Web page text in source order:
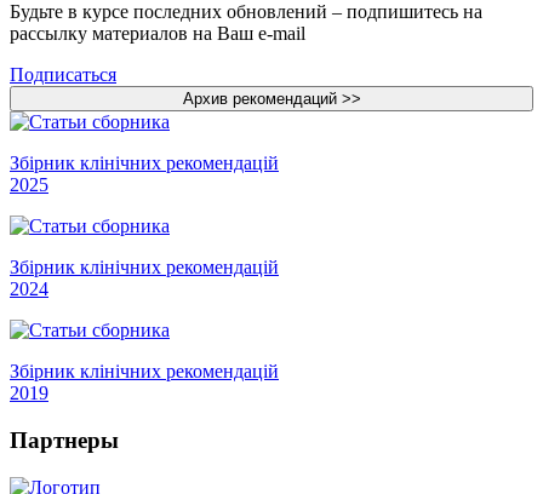
Будьте в курсе последних обновлений – подпишитесь на
рассылку материалов на Ваш e-mail
Подписаться
Збірник клінічних рекомендацій
2025
Збірник клінічних рекомендацій
2024
Збірник клінічних рекомендацій
2019
Партнеры